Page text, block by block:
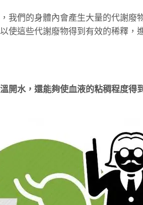
我們的身體內會產生大量的代謝廢
使這些代謝廢物得到有效的稀釋，
開水，還能夠使血液的粘稠程度得